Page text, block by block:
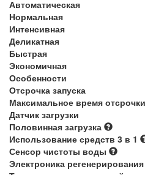
Автоматическая
Нормальная
Интенсивная
Деликатная
Быстрая
Экономичная
Особенности
Отсрочка запуска
Максимальное время
Датчик загрузки
Половинная загрузка
Использование средств 3 в 1
Сенсор чистоты воды
Электроника регенерирования